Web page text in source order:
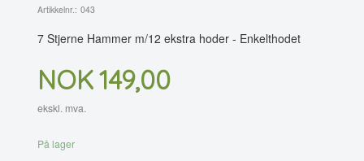
Artikkelnr.: 043
7 Stjerne Hammer m/12 ekstra hoder - Enkelthodet
Pris
NOK149,00
ekskl. mva.
På lager